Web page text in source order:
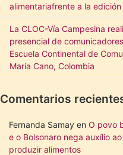
alimentariafrente a la
La CLOC-Vía Campesina
presencial de
Escuela Continental de
María Cano, Colombia
Comentarios
Fernanda Samay en O povo
e o Bolsonaro nega auxílio
produzir alimentos